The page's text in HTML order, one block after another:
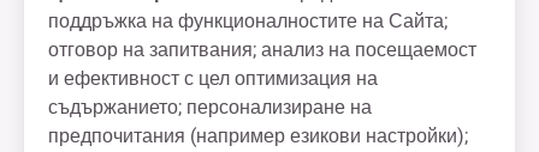
поддръжка на функционалностите на Сайта;
отговор на запитвания; анализ на посещаемост
и ефективност с цел оптимизация на
съдържанието; персонализиране на
предпочитания (например езикови настройки);